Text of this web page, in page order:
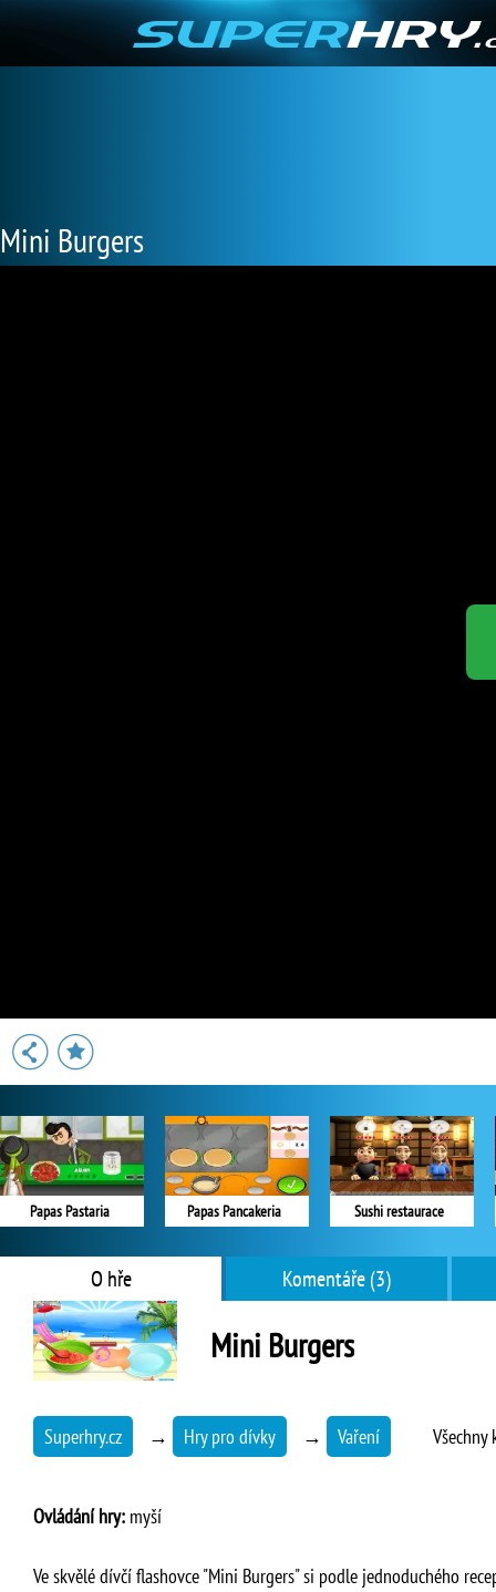
Mini Burgers
Papas Pastaria Papas Pancakeria Sushi restaurace
O hře Komentáře (3)
Mini Burgers
Superhry.cz → Hry pro dívky → Vaření
Ovládání hry: myší
Ve skvělé dívčí flashovce "Mini Burgers" si podle jednoduchého